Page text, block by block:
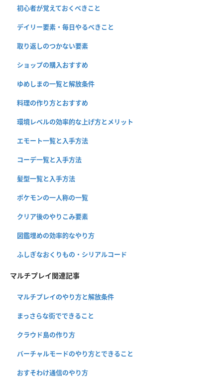
初心者が覚えておくべきこと
デイリー要素・毎日やるべきこと
取り返しのつかない要素
ショップの購入おすすめ
ゆめしまの一覧と解放条件
料理の作り方とおすすめ
環境レベルの効率的な上げ方とメリット
エモート一覧と入手方法
コーデ一覧と入手方法
髪型一覧と入手方法
ポケモンの一人称の一覧
クリア後のやりこみ要素
図鑑埋めの効率的なやり方
ふしぎなおくりもの・シリアルコード
マルチプレイ関連記事
マルチプレイのやり方と解放条件
まっさらな街でできること
クラウド島の作り方
バーチャルモードのやり方とできること
おすそわけ通信のやり方